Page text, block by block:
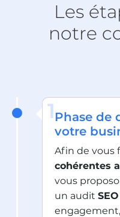
Les
notre
Phase de
votre
1
Afin de vous
cohérentes
vous
un audit